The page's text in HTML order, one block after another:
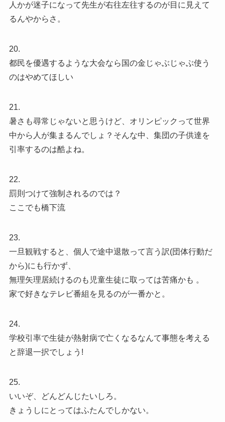
人かが迷子になって先生が右往左往するのが目に見えて
るんやからさ。
20.
都民を優遇するような大会なら国の金じゃぶじゃぶ使う
のはやめてほしい
21.
暑さも尋常じゃないと思うけど、オリンピックって世界
中から人が集まるんでしょ？そんな中、集団の子供達を
引率するのは酷よね。
22.
罰則つけて強制されるのでは？
ここでも橋下流
23.
一旦観戦すると、個人で途中退散って言う訳(団体行動だ
から)にも行かず、
無理矢理居続けるのも児童生徒に取っては苦痛かも 。
家で好きなテレビ番組を見るのが一番かと。
24.
学校引率で生徒が熱射病で亡くなるなんて事態を考える
と辞退一択でしょう!
25.
いいぞ、どんどんじたいしろ。
きょうしにとってはふたんでしかない。